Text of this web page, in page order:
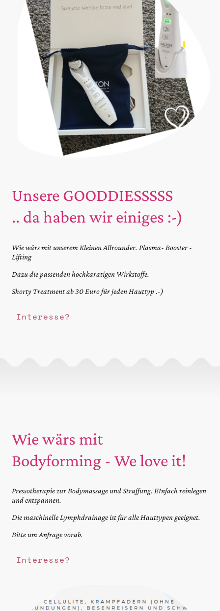
Unsere GOODDIESSSSS
.. da haben wir einiges :-)
Wie wärs mit unserem Kleinen Allrounder. Plasma- Booster -
Lifting
Dazu die passenden hochkaratigen Wirkstoffe.
Shorty Treatment ab 30 Euro für jeden Hauttyp .-)
Interesse?
Wie wärs mit
Bodyforming - We love it!
Pressotherapie zur Bodymassage und Straffung. EInfach reinlegen
und entspannen.
Die maschinelle Lymphdrainage ist für alle Hauttypen geeignet.
Bitte um Anfrage vorab.
Interesse?